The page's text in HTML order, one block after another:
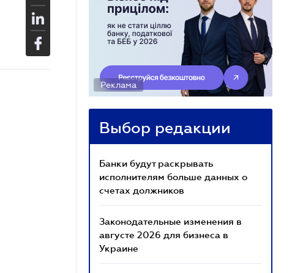
Реклама
Выбор редакции
Банки будут раскрывать
исполнителям больше данных о
счетах должников
Законодательные изменения в
августе 2026 для бизнеса в
Украине